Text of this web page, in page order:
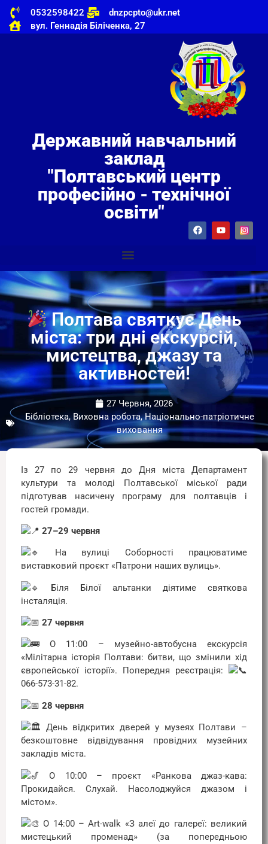
0532598422
dnzpcpto@ukr.net
вул. Геннадія Біліченка, 27
Державний навчальний
заклад
"Полтавський центр
професійно - технічної
освіти"
Полтава святкує День
міста: три дні екскурсій,
мистецтва, джазу та
активностей!
27 Червня, 2026
Бібліотека, Виховна робота, Національно-патріотичне
виховання
Із 27 по 29 червня до Дня міста Департамент
культури та молоді Полтавської міської ради
підготував насичену програму для полтавців і
гостей громади.
27–29 червня
На вулиці Соборності працюватиме
виставковий проєкт «Патрони наших вулиць».
Біля Білої альтанки діятиме святкова
інсталяція.
27 червня
О 11:00 – музейно-автобусна екскурсія
«Мілітарна історія Полтави: битви, що змінили хід
європейської історії». Попередня реєстрація:
066-573-31-82.
28 червня
День відкритих дверей у музеях Полтави –
безкоштовне відвідування провідних музейних
закладів міста.
О 10:00 – проєкт «Ранкова джаз-кава:
Прокидайся. Слухай. Насолоджуйся джазом і
містом».
О 14:00 – Art-walk «З алеї до галереї: великий
мистецький променад» (за попередньою